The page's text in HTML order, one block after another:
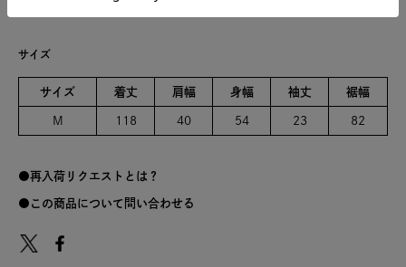
サイズ
サイズ 着丈 肩幅 身幅 袖丈 裾幅
M 118 40 54 23 82
再入荷リクエストとは？
この商品について問い合わせる